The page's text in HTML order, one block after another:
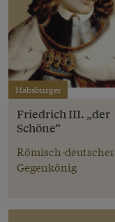
Habsburger
Friedrich III. „der
Schöne“
Römisch-deutscher
Gegenkönig